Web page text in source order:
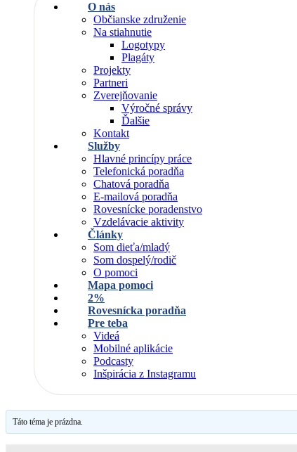
O nás
Občianske združenie
Na stiahnutie
Logotypy
Plagáty
Projekty
Partneri
Zverejňovanie
Výročné správy
Ďalšie
Kontakt
Služby
Hlavné princípy práce
Telefonická poradňa
Chatová poradňa
E-mailová poradňa
Rovesnícke poradenstvo
Vzdelávacie aktivity
Články
Som dieťa/mladý
Som dospelý/rodič
O pomoci
Mapa pomoci
2%
Rovesnícka poradňa
Pre teba
Videá
Mobilné aplikácie
Podcasty
Inšpirácia z Instagramu
Táto téma je prázdna.